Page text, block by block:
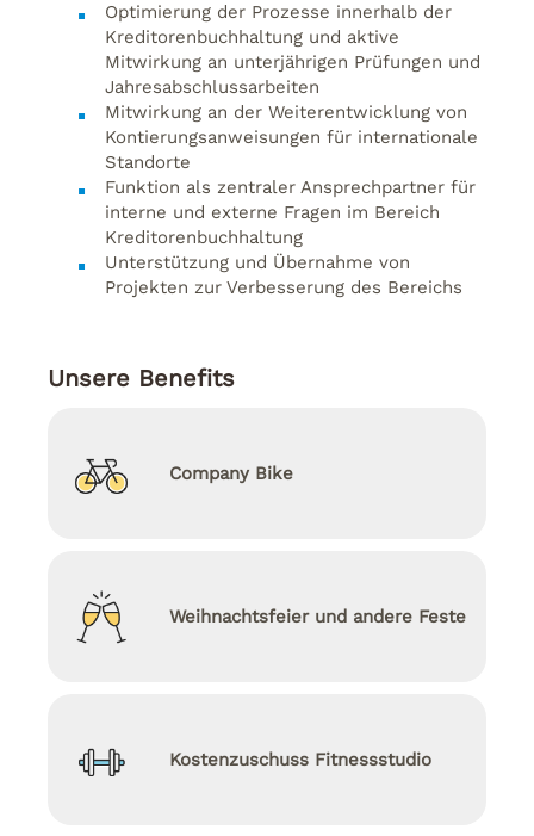
Optimierung der Prozesse innerhalb der
Kreditorenbuchhaltung und aktive
Mitwirkung an unterjährigen Prüfungen und
Jahresabschlussarbeiten
Mitwirkung an der Weiterentwicklung von
Kontierungsanweisungen für internationale
Standorte
Funktion als zentraler Ansprechpartner für
interne und externe Fragen im Bereich
Kreditorenbuchhaltung
Unterstützung und Übernahme von
Projekten zur Verbesserung des Bereichs
Unsere Benefits
Company Bike
Weihnachtsfeier und andere Feste
Kostenzuschuss Fitnessstudio